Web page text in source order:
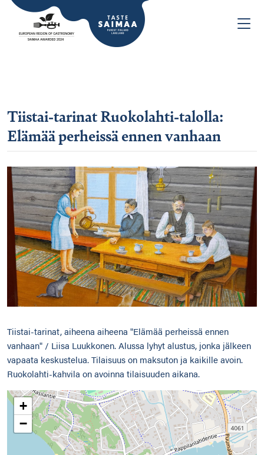
Tiistai-tarinat Ruokolahti-talolla:
Elämää perheissä ennen vanhaan
Tiistai-tarinat, aiheena aiheena "Elämää perheissä ennen
vanhaan" / Liisa Luukkonen. Alussa lyhyt alustus, jonka jälkeen
vapaata keskustelua. Tilaisuus on maksuton ja kaikille avoin.
Ruokolahti-kahvila on avoinna tilaisuuden aikana.
+
−